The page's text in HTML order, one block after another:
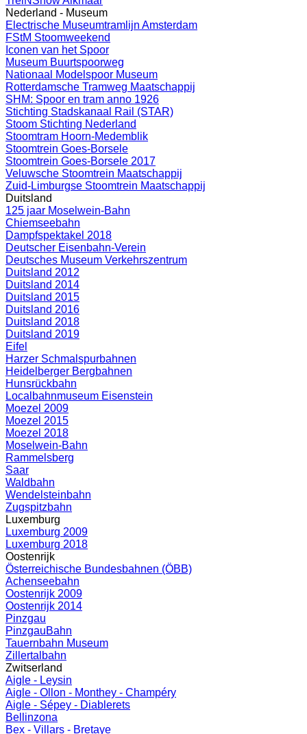
Nederland - Museum
Electrische Museumtramlijn Amsterdam
FStM Stoomweekend
Iconen van het Spoor
Museum Buurtspoorweg
Nationaal Modelspoor Museum
Rotterdamsche Tramweg Maatschappij
SHM: Spoor en tram anno 1926
Stichting Stadskanaal Rail (STAR)
Stoom Stichting Nederland
Stoomtram Hoorn-Medemblik
Stoomtrein Goes-Borsele
Stoomtrein Goes-Borsele 2017
Veluwsche Stoomtrein Maatschappij
Zuid-Limburgse Stoomtrein Maatschappij
Duitsland
125 jaar Moselwein-Bahn
Chiemseebahn
Dampfspektakel 2018
Deutscher Eisenbahn-Verein
Deutsches Museum Verkehrszentrum
Duitsland 2012
Duitsland 2014
Duitsland 2015
Duitsland 2016
Duitsland 2018
Duitsland 2019
Eifel
Harzer Schmalspurbahnen
Heidelberger Bergbahnen
Hunsrückbahn
Localbahnmuseum Eisenstein
Moezel 2009
Moezel 2015
Moezel 2018
Moselwein-Bahn
Rammelsberg
Saar
Waldbahn
Wendelsteinbahn
Zugspitzbahn
Luxemburg
Luxemburg 2009
Luxemburg 2018
Oostenrijk
Österreichische Bundesbahnen (ÖBB)
Achenseebahn
Oostenrijk 2009
Oostenrijk 2014
Pinzgau
PinzgauBahn
Tauernbahn Museum
Zillertalbahn
Zwitserland
Aigle - Leysin
Aigle - Ollon - Monthey - Champéry
Aigle - Sépey - Diablerets
Bellinzona
Bex - Villars - Bretaye